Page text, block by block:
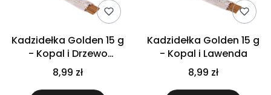
Kadzidełka Golden 15 g
- Kopal i Drzewo
Sandałowe
8,99 zł
Kadzidełka Golden 15 g
- Kopal i Lawenda
8,99 zł